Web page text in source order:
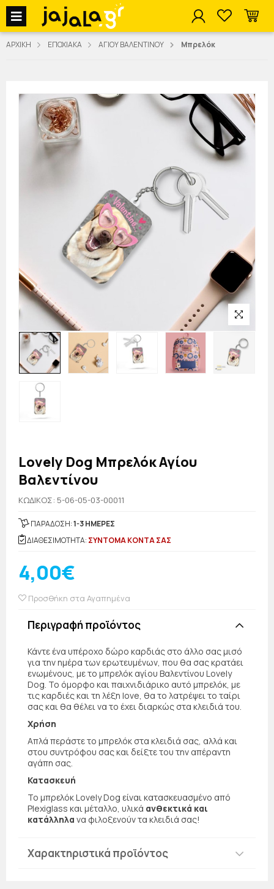
jajala Menu
ΑΡΧΙΚΗ ΕΠΟΧΙΑΚΑ ΑΓΙΟΥ ΒΑΛΕΝΤΙΝΟΥ Μπρελόκ
Lovely Dog Μπρελόκ Αγίου
Βαλεντίνου
KΩΔΙΚΟΣ: 5-06-05-03-00011
ΠΑΡΑΔΟΣΗ:1-3 ΗΜΕΡΕΣ
ΔΙΑΘΕΣΙΜΟΤΗΤΑ: ΣΥΝΤΟΜΑ ΚΟΝΤΑ ΣΑΣ
4,00€
Προσθήκη στα Αγαπημένα
Περιγραφή προϊόντος
Κάντε ένα υπέροχο δώρο καρδιάς στο άλλο σας μισό
για την ημέρα των ερωτευμένων, που θα σας κρατάει
ενωμένους, με το μπρελόκ αγίου Βαλεντίνου Lovely
Dog. Το όμορφο και παιχνιδιάρικο αυτό μπρελόκ, με
τις καρδιές και τη λέξη love, θα το λατρέψει το ταίρι
σας και θα θέλει να το έχει διαρκώς στα κλειδιά του.
Χρήση
Απλά περάστε το μπρελόκ στα κλειδιά σας, αλλά και
στου συντρόφου σας και δείξτε του την απέραντη
αγάπη σας.
Κατασκευή
Το μπρελόκ Lovely Dog είναι κατασκευασμένο από
Plexiglass και μέταλλο, υλικά ανθεκτικά και
κατάλληλα να φιλοξενούν τα κλειδιά σας!
Χαρακτηριστικά προϊόντος